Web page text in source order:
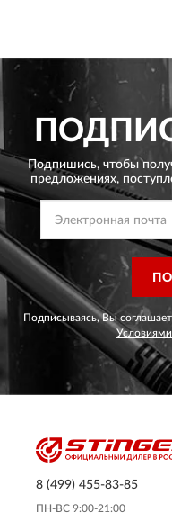
Подпишись, чтобы
предложениях,
Подписываясь, Вы
8 (499) 455-83-85
ПН-ВС 9:00-21:00